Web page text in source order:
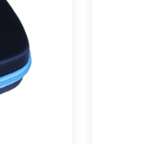
cosmetice sau alte
directe și a